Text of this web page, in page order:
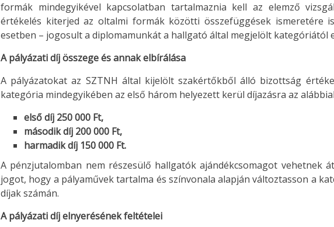
formák mindegyikével kapcsolatban tartalmaznia kell az elemző
értékelés kiterjed az oltalmi formák közötti összefüggések ismeretére
esetben – jogosult a diplomamunkát a hallgató által megjelölt kategóriától
A pályázati díj összege és annak elbírálása
A pályázatokat az SZTNH által kijelölt szakértőkből álló bizottság
kategória mindegyikében az első három helyezett kerül díjazásra az
első díj 250 000 Ft,
második díj 200 000 Ft,
harmadik díj 150 000 Ft.
A pénzjutalomban nem részesülő hallgatók ajándékcsomagot vehetnek
jogot, hogy a pályaművek tartalma és színvonala alapján változtasson a
díjak számán.
A pályázati díj elnyerésének feltételei